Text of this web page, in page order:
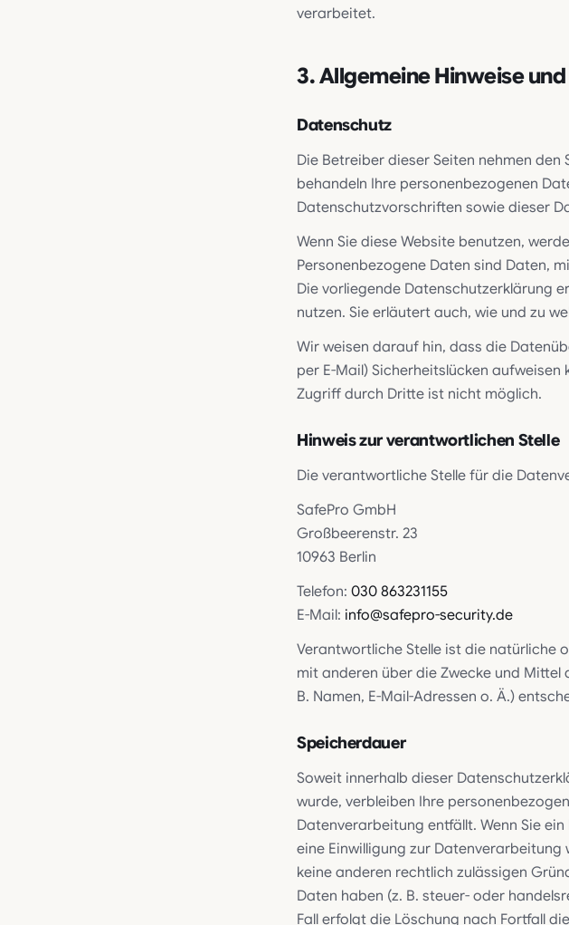
verarbeitet.
3. Allgemeine Hinweise
Datenschutz
Die Betreiber dieser Seiten nehmen
behandeln Ihre personenbezogenen
Datenschutzvorschriften sowie dieser
Wenn Sie diese Website benutzen,
Personenbezogene Daten sind Daten,
Die vorliegende Datenschutzerklärung
nutzen. Sie erläutert auch, wie und zu
Wir weisen darauf hin, dass die
per E-Mail) Sicherheitslücken
Zugriff durch Dritte ist nicht möglich.
Hinweis zur verantwortlichen Stelle
Die verantwortliche Stelle für die
SafePro GmbH
Großbeerenstr. 23
10963 Berlin
Telefon: 030 863231155
E-Mail: info@safepro-security.de
Verantwortliche Stelle ist die natürliche
mit anderen über die Zwecke und
B. Namen, E-Mail-Adressen o. Ä.)
Speicherdauer
Soweit innerhalb dieser
wurde, verbleiben Ihre
Datenverarbeitung entfällt. Wenn Sie
eine Einwilligung zur
keine anderen rechtlich zulässigen
Daten haben (z. B. steuer- oder
Fall erfolgt die Löschung nach Fortfall